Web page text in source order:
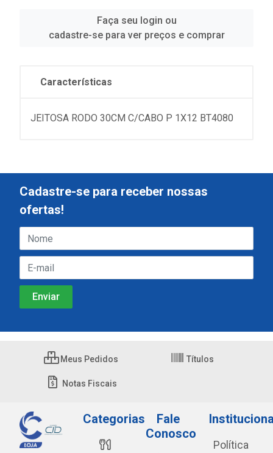
Faça seu login ou
cadastre-se para ver preços e comprar
Características
JEITOSA RODO 30CM C/CABO P 1X12 BT4080
Cadastre-se para receber nossas
ofertas!
Meus Pedidos Títulos
Notas Fiscais
Categorias
Fale
Conosco
Política